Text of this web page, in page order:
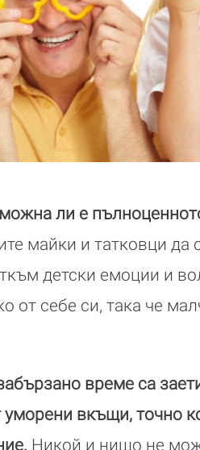
ли е
майки и татковци да
детски емоции и
от себе си, така че
време са
вкъщи, точно
Никой и нищо не